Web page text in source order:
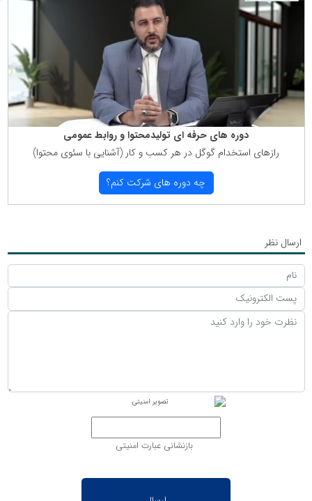
دوره های حرفه ای تولیدمحتوا و روابط عمومی
رازهای استخدام گوگل در هر كسب و كار (آشنایی با سئوی محتوا)
چه دوره های شركت كنم؟
ارسال نظر
بازنشانی عبارت امنیتی